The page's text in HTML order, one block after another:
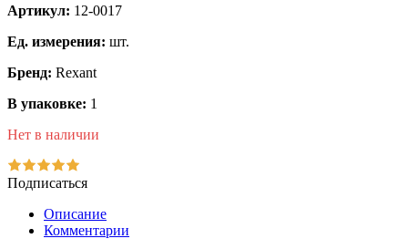
Артикул: 12-0017
Ед. измерения: шт.
Бренд: Rexant
В упаковке: 1
Нет в наличии
Подписаться
Описание
Комментарии